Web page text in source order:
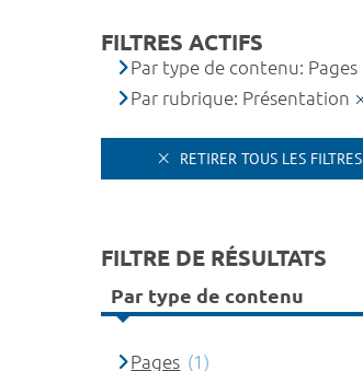
FILTRES ACTIFS
Par type de contenu: Pages
Par rubrique: Présentation
RETIRER TOUS LES FILTRES
FILTRE DE RÉSULTATS
Par type de contenu
Pages (1)